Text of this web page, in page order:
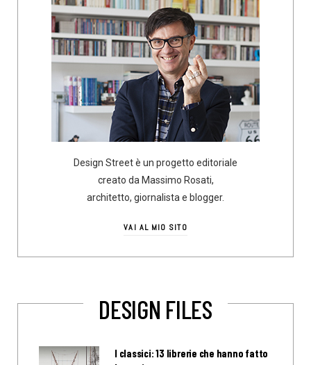
Design Street è un progetto editoriale
creato da Massimo Rosati,
architetto, giornalista e blogger.
VAI AL MIO SITO
DESIGN FILES
I classici: 13 librerie che hanno fatto